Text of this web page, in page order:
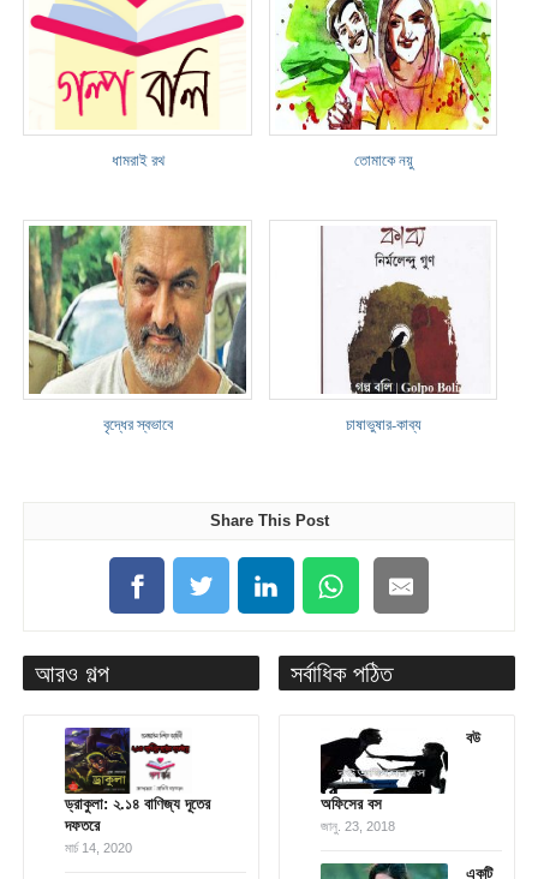
ধামরাই রথ তোমাকে নয়ু
বৃদ্ধের স্বভাবে চাষাভুষার-কাব্য
Share This Post
আরও গল্প
ড্রাকুলা: ২.১৪ বাণিজ্য দূতের
দফতরে
মার্চ 14, 2020
সর্বাধিক পঠিত
বউ
অফিসের বস
জানু. 23, 2018
একটি